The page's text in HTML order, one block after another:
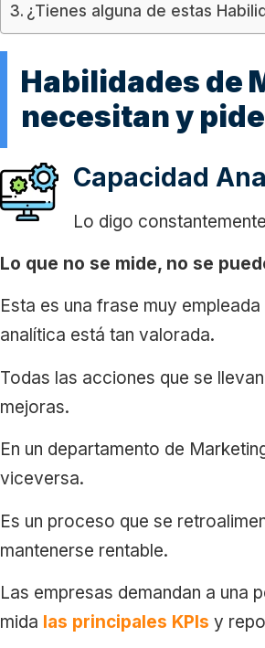
¿Tienes alguna de estas
Habilidades de
necesitan y
Capacidad
Lo digo
Lo que no se mide, no se
Esta es una frase muy
analítica está tan valorada.
Todas las acciones que se
mejoras.
En un departamento de
viceversa.
Es un proceso que se
mantenerse rentable.
Las empresas demandan a una
mida las principales KPIs y